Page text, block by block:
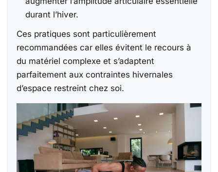
durant l’hiver.
Ces pratiques sont particulièrement
recommandées car elles évitent le recours à
du matériel complexe et s’adaptent
parfaitement aux contraintes hivernales
d’espace restreint chez soi.